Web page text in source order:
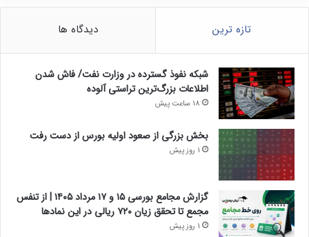
تازه ترین دیدگاه ها
شبکه نفوذ گسترده در وزارت نفت/ فاش شدن
اطلاعات بزرگ‌ترین تراستی‌ آلوده
18 ساعت پیش
بخش بزرگی از صعود اولیه بورس از دست رفت
1 روز پیش
گزارش مجامع بورسی ۱۵ و ۱۷ مرداد ۱۴۰۵ | از تنفس
مجمع تا تحقق زیان ۷۲۰ ریالی در این نماد‌ها
1 روز پیش